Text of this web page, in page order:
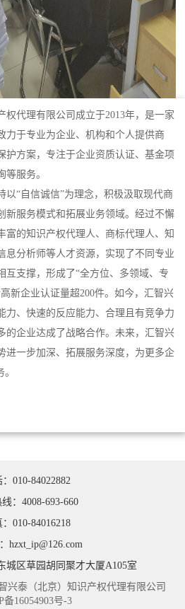
权代理有限公司成立于2013年，是一家
力于专业为企业、机构和个人提供商
护方案，专注于企业资质认证、基金项
等服务。
以“自信诚信”为理念，积极汲取现代商
新服务模式和拓展业务领域。经过不懈
富的知识产权代理人、商标代理人、知
息分析师等人才资源，实现了不同专业
互支撑，形成了“全方位、多领域、专
新企业认证量超200件。如今，汇智兴
力、快速的反应能力、合理且有竞争力
的企业达成了战略合作。未来，汇智兴
进一步加深、拓展服务深度，为更多企
：010-84022882
：4008-693-660
010-84016218
hzxt_ip@126.com
城区草园胡同聚才大厦A105室
兴泰（北京）知识产权代理有限公司
备16054903号-3